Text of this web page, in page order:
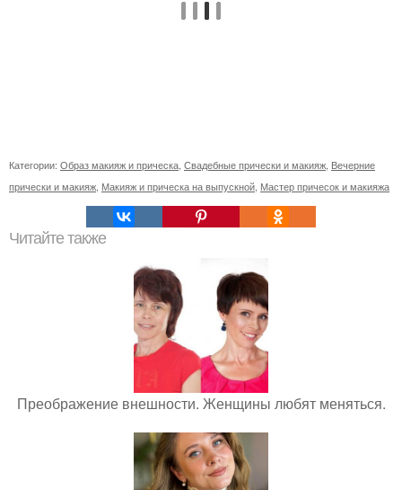
Категории: Образ макияж и прическа Свадебные прически и макияж Вечерние
прически и макияж Макияж и прическа на выпускной Мастер причесок и макияжа
Читайте также
Преображение внешности. Женщины любят меняться.